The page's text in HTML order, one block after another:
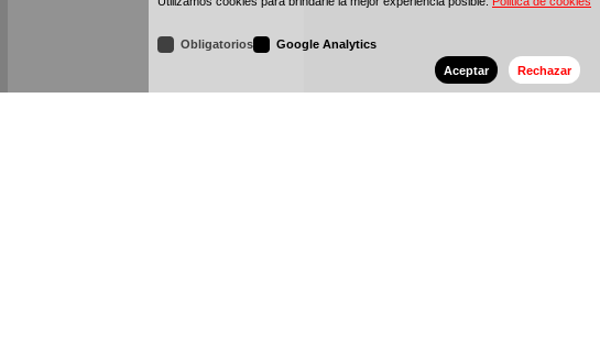
Obligatorios
Google Analytics
Aceptar
Rechazar